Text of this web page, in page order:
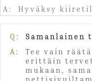
A: Hyväksy
Q:
Samanlainen
A:
Tee vain
erittäin
mukaan,